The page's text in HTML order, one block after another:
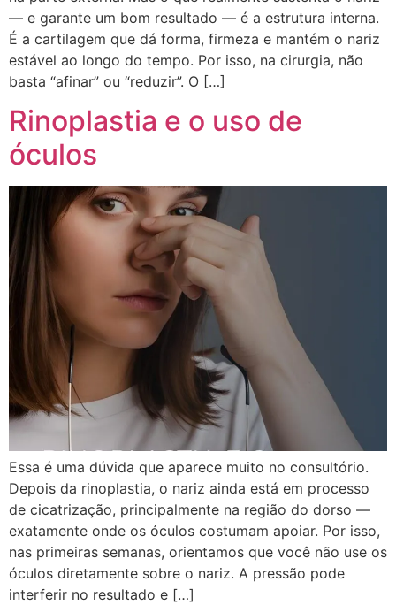
— e garante um bom resultado — é a estrutura interna.
É a cartilagem que dá forma, firmeza e mantém o nariz
estável ao longo do tempo. Por isso, na cirurgia, não
basta “afinar” ou “reduzir”. O […]
Rinoplastia e o uso de
óculos
Essa é uma dúvida que aparece muito no consultório.
Depois da rinoplastia, o nariz ainda está em processo
de cicatrização, principalmente na região do dorso —
exatamente onde os óculos costumam apoiar. Por isso,
nas primeiras semanas, orientamos que você não use os
óculos diretamente sobre o nariz. A pressão pode
interferir no resultado e […]